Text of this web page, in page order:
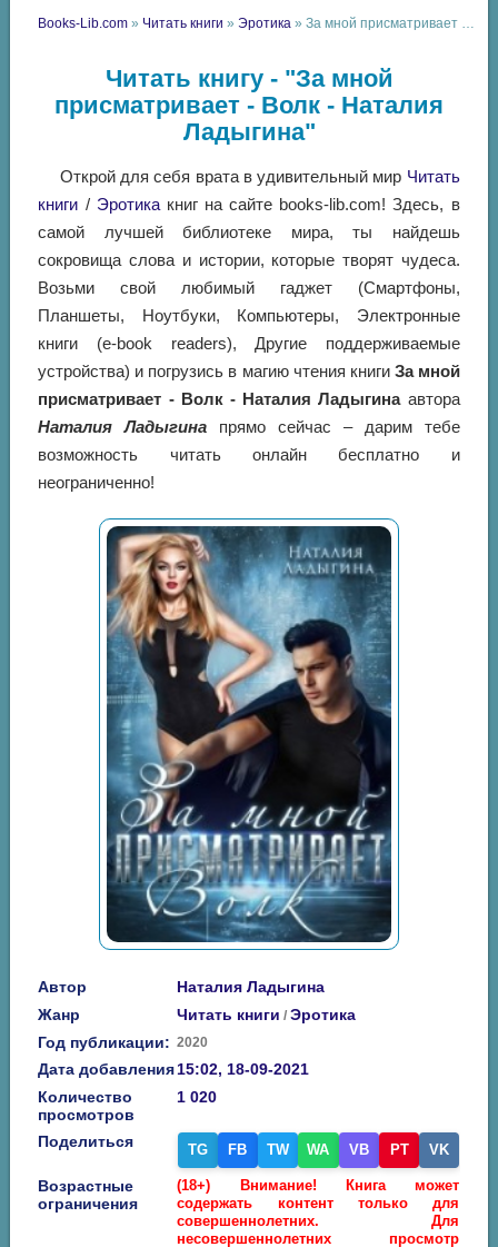
Books-Lib.com » Читать книги »Эротика » За мной присматривает - Волк - Наталия Ладыгина
Читать книгу - "За мной
присматривает - Волк - Наталия
Ладыгина"
Открой для себя врата в удивительный мир Читать
книги / Эротикакниг на сайте books-lib.com! Здесь, в
самой лучшей библиотеке мира, ты найдешь
сокровища слова и истории, которые творят чудеса.
Возьми свой любимый гаджет (Смартфоны,
Планшеты, Ноутбуки, Компьютеры, Электронные
книги (e-book readers), Другие поддерживаемые
устройства) и погрузись в магию чтения книги За мной
присматривает - Волк - Наталия Ладыгинаавтора
Наталия Ладыгина прямо сейчас – дарим тебе
возможность читать онлайн бесплатно и
неограниченно!
Автор
Наталия Ладыгина
Жанр
Читать книги /Эротика
Год публикации: 2020
Дата добавления15:02, 18-09-2021
Количество
просмотров
1 020
Поделиться TG FB TW WA VB PT VK
Возрастные
ограничения
(18+) Внимание! Книга может
содержать контент только для
совершеннолетних. Для
несовершеннолетних просмотр